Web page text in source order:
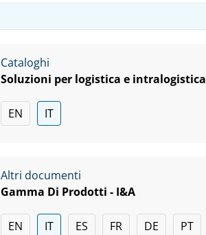
Cataloghi
Soluzioni per logistica e intralogistica
EN IT
Altri documenti
Gamma Di Prodotti - I&A
EN IT ES FR DE PT